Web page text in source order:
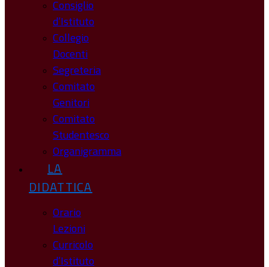
Consiglio
d’Istituto
Collegio
Docenti
Segreteria
Comitato
Genitori
Comitato
Studentesco
Organigramma
LA
DIDATTICA
Orario
Lezioni
Curricolo
d’Istituto